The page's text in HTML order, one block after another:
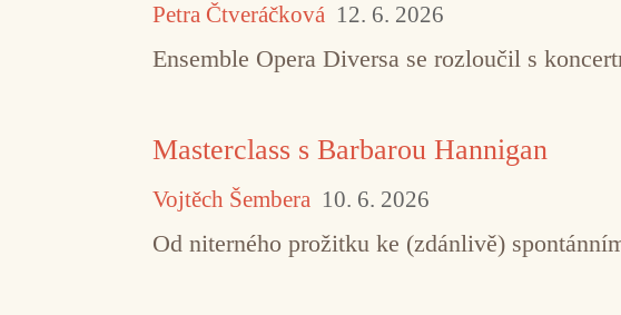
Petra Čtveráčková 12. 6. 2026
Ensemble Opera Diversa se rozloučil s
Masterclass s Barbarou Hannigan
Vojtěch Šembera 10. 6. 2026
Od niterného prožitku ke (zdánlivě)